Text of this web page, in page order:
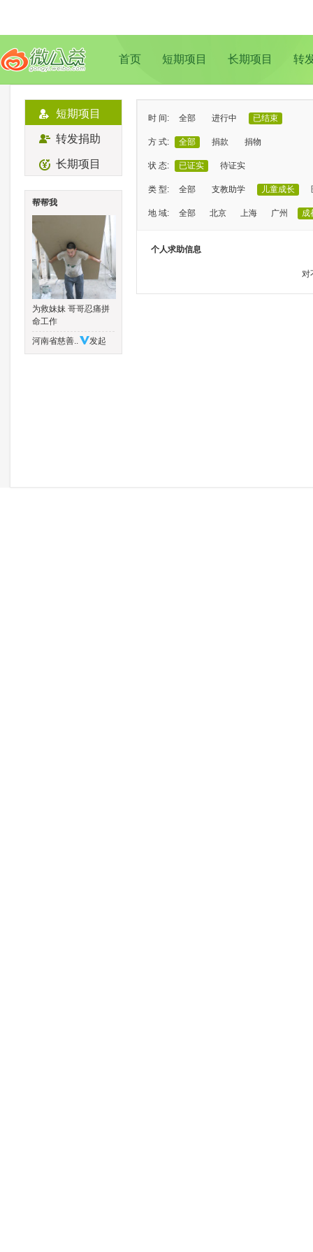
首页 短期项目 长期项目 转
短期项目
转发捐助
长期项目
帮帮我
为救妹妹 哥哥忍痛拼
命工作
河南省慈善..
发起
时 间: 全部 进行中 已结束
方 式: 全部 捐款 捐物
状 态: 已证实 待证实
类 型: 全部 支教助学 儿童成长
地 域: 全部 北京 上海 广州 成
个人求助信息
对